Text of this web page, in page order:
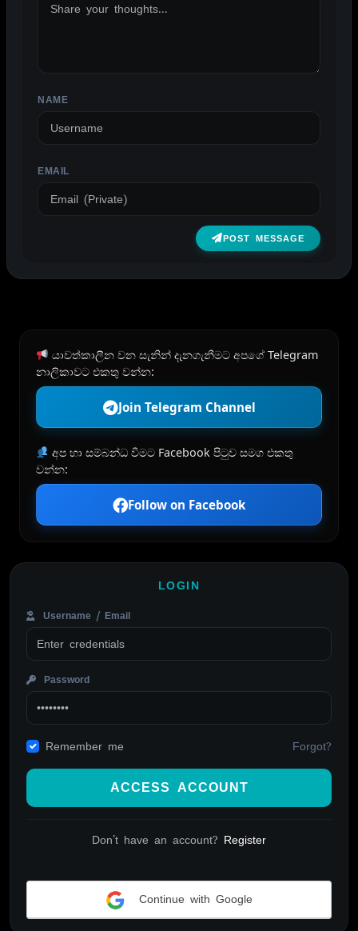
NAME
EMAIL
POST MESSAGE
යාවත්කාලීන වන සැනින් දැනගැනීමට අපගේ Telegram
නාලිකාවට එකතු වන්න:
Join Telegram Channel
අප හා සම්බන්ධ වීමට Facebook පිටුව සමග එකතු
වන්න:
Follow on Facebook
LOGIN
Username / Email
Password
Remember me Forgot?
ACCESS ACCOUNT
Don't have an account? Register
Continue with Google